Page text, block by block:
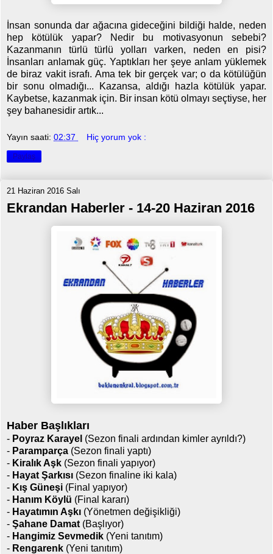
İnsan sonunda dar ağacına gideceğini bildiği halde, neden
hep kötülük yapar? Nedir bu motivasyonun sebebi?
Kazanmanın türlü türlü yolları varken, neden en pisi?
İnsanları anlamak güç. Yaptıkları her şeye anlam yüklemek
de biraz vakit israfı. Ama tek bir gerçek var; o da kötülüğün
bir sonu olmadığı... Kazansa, aldığı hazla kötülük yapar.
Kaybetse, kazanmak için. Bir insan kötü olmayı seçtiyse, her
şey bahanesidir artık...
Yayın saati: 02:37 Hiç yorum yok :
Paylaş
21 Haziran 2016 Salı
Ekrandan Haberler - 14-20 Haziran 2016
Haber Başlıkları
- Poyraz Karayel (Sezon finali ardından kimler ayrıldı?)
- Paramparça (Sezon finali yaptı)
- Kiralık Aşk (Sezon finali yapıyor)
- Hayat Şarkısı (Sezon finaline iki kala)
- Kış Güneşi (Final yapıyor)
- Hanım Köylü (Final kararı)
- Hayatımın Aşkı (Yönetmen değişikliği)
- Şahane Damat (Başlıyor)
- Hangimiz Sevmedik (Yeni tanıtım)
- Rengarenk (Yeni tanıtım)